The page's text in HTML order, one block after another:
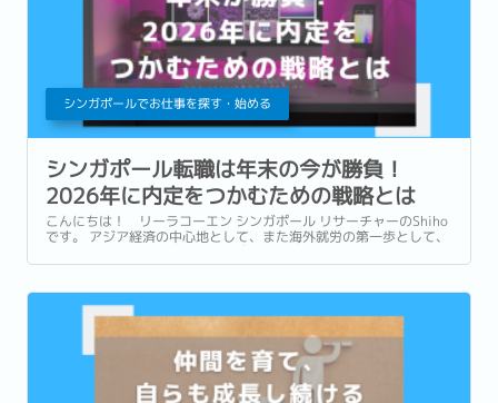
シンガポールでお仕事を探す・始める
シンガポール転職は年末の今が勝負！
2026年に内定をつかむための戦略とは
こんにちは！ リーラコーエン シンガポール リサーチャーのShiho
です。 アジア経済の中心地として、また海外就労の第一歩として、
海外転職の人気国であるシンガポール。 今年も残りわずかとなり、
「来年2026年こそシンガポール転職を果たしたい」という考える方